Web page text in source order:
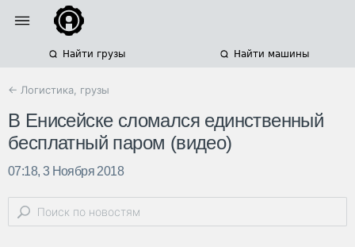
Найти грузы Найти машины
← Логистика, грузы
В Енисейске сломался единственный
бесплатный паром (видео)
07:18, 3 Ноября 2018